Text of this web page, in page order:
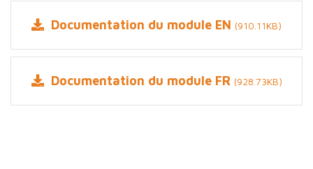
Documentation du module EN (910.11KB)
Documentation du module FR (928.73KB)